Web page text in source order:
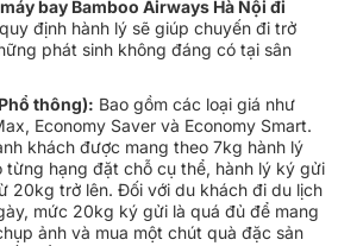
bay Bamboo Airways Hà Nội đi
định hành lý sẽ giúp chuyến đi trở
phát sinh không đáng có tại sân
thông): Bao gồm các loại giá như
Economy Saver và Economy Smart.
khách được mang theo 7kg hành lý
từng hạng đặt chỗ cụ thể, hành lý ký gửi
20kg trở lên. Đối với du khách đi du lịch
mức 20kg ký gửi là quá đủ để mang
ảnh và mua một chút quà đặc sản